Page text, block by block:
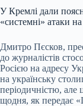
У Кремлі дали
«системні» атаки
Дмитро Пєсков,
до журналістів
Росією на адресу
на українську
періодичністю, але
щодня, як передає